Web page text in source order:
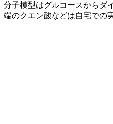
分子模型はグルコースからダ
端のクエン酸などは自宅での